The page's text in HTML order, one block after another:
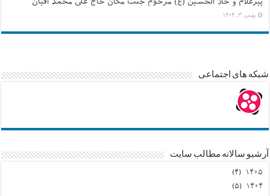
پیرغلام و خاد الحسین (ع) مرحوم جنت مکان حاج علی محمد اقیان
بهمن ۳, ۱۴۰۴
شبکه های اجتماعی
آرشیو سالانه مطالب سایت
۱۴۰۵ (۴)
۱۴۰۴ (۵)